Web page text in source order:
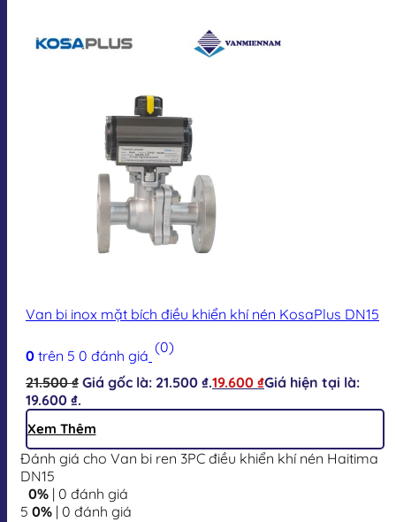
Van bi inox mặt bích điều khiển khí nén KosaPlus DN15
0 trên 5 0 đánh giá (0)
21.500₫ Giá gốc là: 21.500 ₫.19.600 ₫Giá hiện tại là:
19.600 ₫.
Xem Thêm
Đánh giá cho Van bi ren 3PC điều khiển khí nén Haitima
DN15
0% | 0 đánh giá
5 0% | 0 đánh giá